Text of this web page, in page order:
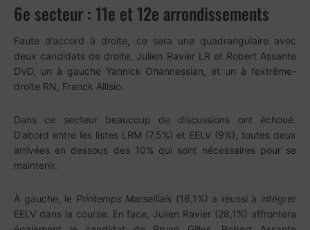
6e secteur : 11e et 12e arrondissements
Faute d’accord à droite, ce sera une quadrangulaire avec
deux candidats de droite, Julien Ravier LR et Robert Assante
DVD, un à gauche Yannick Ohannessian, et un à l’extrême-
droite RN, Franck Allisio.
Dans ce secteur beaucoup de discussions ont échoué.
D’abord entre les listes LRM (7,5%) et EELV (9%), toutes deux
arrivées en dessous des 10% qui sont nécessaires pour se
maintenir.
À gauche, le Printemps Marseillais (16,1%) a réussi à intégrer
EELV dans la course. En face, Julien Ravier (28,1%) affrontera